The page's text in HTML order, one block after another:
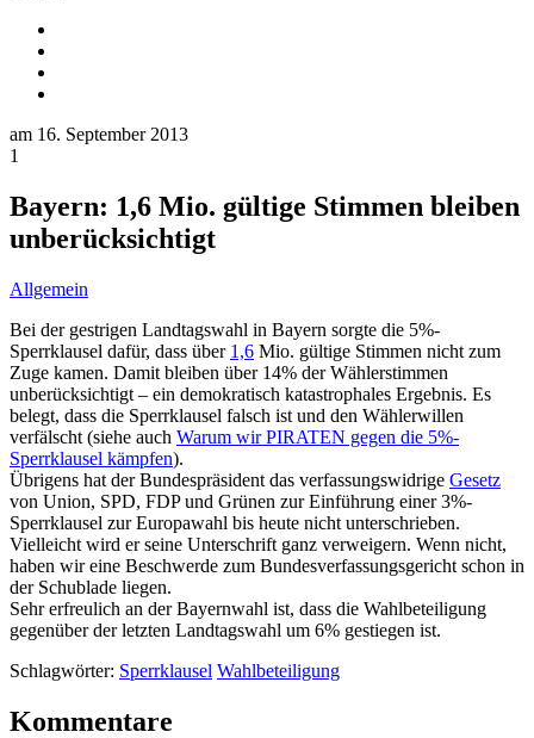
am 16. September 2013
1
Bayern: 1,6 Mio. gültige Stimmen bleiben
unberücksichtigt
Allgemein
Bei der gestrigen Landtagswahl in Bayern sorgte die 5%-
Sperrklausel dafür, dass über 1,6 Mio. gültige Stimmen nicht zum
Zuge kamen. Damit bleiben über 14% der Wählerstimmen
unberücksichtigt – ein demokratisch katastrophales Ergebnis. Es
belegt, dass die Sperrklausel falsch ist und den Wählerwillen
verfälscht (siehe auch Warum wir PIRATEN gegen die 5%-
Sperrklausel kämpfen).
Übrigens hat der Bundespräsident das verfassungswidrige Gesetz
von Union, SPD, FDP und Grünen zur Einführung einer 3%-
Sperrklausel zur Europawahl bis heute nicht unterschrieben.
Vielleicht wird er seine Unterschrift ganz verweigern. Wenn nicht,
haben wir eine Beschwerde zum Bundesverfassungsgericht schon in
der Schublade liegen.
Sehr erfreulich an der Bayernwahl ist, dass die Wahlbeteiligung
gegenüber der letzten Landtagswahl um 6% gestiegen ist.
Schlagwörter: Sperrklausel Wahlbeteiligung
Kommentare